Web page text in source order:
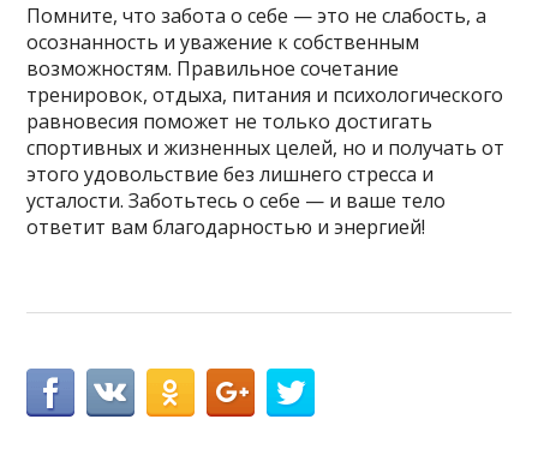
Помните, что забота о себе — это не слабость, а
осознанность и уважение к собственным
возможностям. Правильное сочетание
тренировок, отдыха, питания и психологического
равновесия поможет не только достигать
спортивных и жизненных целей, но и получать от
этого удовольствие без лишнего стресса и
усталости. Заботьтесь о себе — и ваше тело
ответит вам благодарностью и энергией!